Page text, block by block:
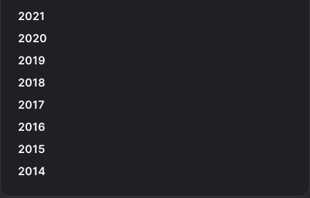
2021
2020
2019
2018
2017
2016
2015
2014